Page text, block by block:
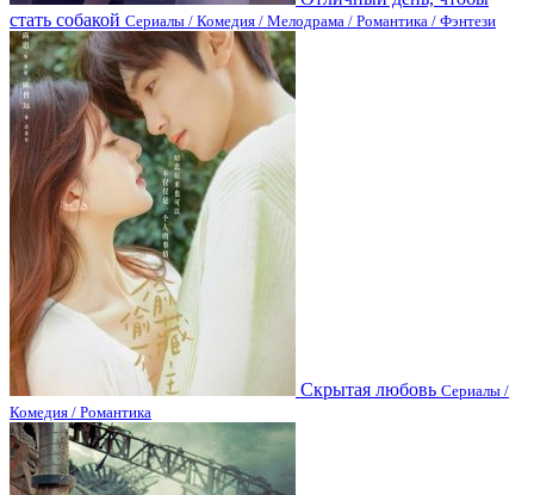
стать собакой Сериалы / Комедия / Мелодрама / Романтика / Фэнтези
Скрытая любовь Сериалы /
Комедия / Романтика